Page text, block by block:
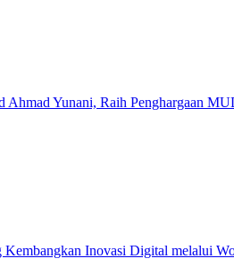
Ahmad Yunani, Raih Penghargaan
Kembangkan Inovasi Digital melalui